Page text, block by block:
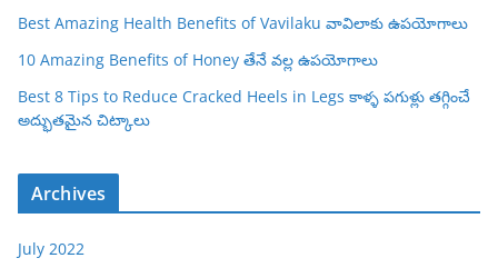
Best Amazing Health Benefits of Vavilaku వావిలాకు ఉపయోగాలు
10 Amazing Benefits of Honey తేనే వల్ల ఉపయోగాలు
Best 8 Tips to Reduce Cracked Heels in Legs కాళ్ళ పగుళ్లు తగ్గించే
అద్భుతమైన చిట్కాలు
Archives
July 2022